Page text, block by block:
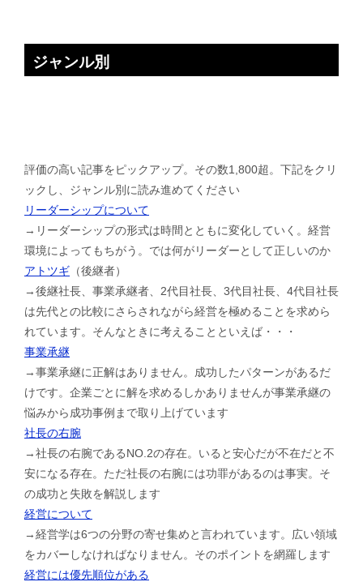
ジャンル別
評価の高い記事をピックアップ。その数1,800超。下記をクリ
ックし、ジャンル別に読み進めてください
リーダーシップについて
→リーダーシップの形式は時間とともに変化していく。経営
環境によってもちがう。では何がリーダーとして正しいのか
アトツギ （後継者）
→後継社長、事業承継者、2代目社長、3代目社長、4代目社長
は先代との比較にさらされながら経営を極めることを求めら
れています。そんなときに考えることといえば・・・
事業承継
→事業承継に正解はありません。成功したパターンがあるだ
けです。企業ごとに解を求めるしかありませんが事業承継の
悩みから成功事例まで取り上げています
社長の右腕
→社長の右腕であるNO.2の存在。いると安心だが不在だと不
安になる存在。ただ社長の右腕には功罪があるのは事実。そ
の成功と失敗を解説します
経営について
→経営学は6つの分野の寄せ集めと言われています。広い領域
をカバーしなければなりません。そのポイントを網羅します
経営には優先順位がある